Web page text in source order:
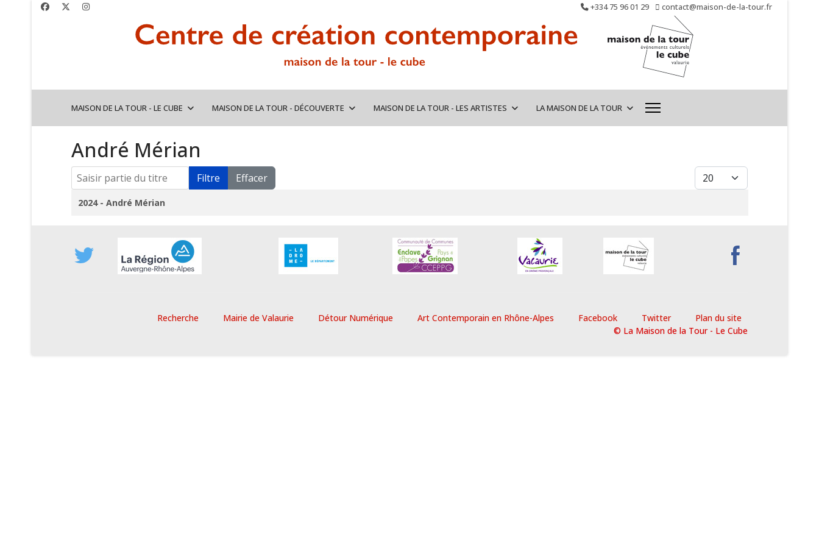
+334 75 96 01 29 contact@maison-de-la-tour.fr
MAISON DE LA TOUR - LE CUBE MAISON DE LA TOUR - DÉCOUVERTE MAISON DE LA TOUR - LES ARTISTES LA MAISON DE LA TOUR
André Mérian
Saisir partie du titre Filtre Effacer Afficher #
Titre
2024 - André Mérian
Recherche Mairie de Valaurie Détour Numérique Art Contemporain en Rhône-Alpes Facebook Twitter
Plan du site
© La Maison de la Tour - Le Cube